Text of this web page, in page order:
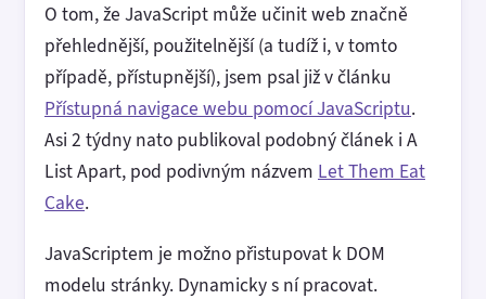
O tom, že JavaScript může učinit web značně
přehlednější, použitelnější (a tudíž i, v tomto
případě, přístupnější), jsem psal již v článku
Přístupná navigace webu pomocí JavaScriptu.
Asi 2 týdny nato publikoval podobný článek i A
List Apart, pod podivným názvem Let Them Eat
Cake.
JavaScriptem je možno přistupovat k DOM
modelu stránky. Dynamicky s ní pracovat.